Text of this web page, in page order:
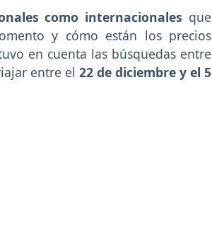
como internacionales que
y cómo están los precios
en cuenta las búsquedas entre
entre el 22 de diciembre y el 5